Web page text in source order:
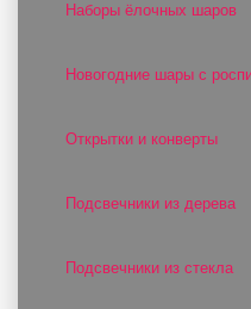
Наборы ёлочных шаров
Новогодние шары с
Открытки и конверты
Подсвечники из дерева
Подсвечники из стекла